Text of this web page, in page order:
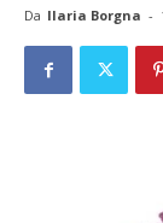
Da Ilaria Borgna -